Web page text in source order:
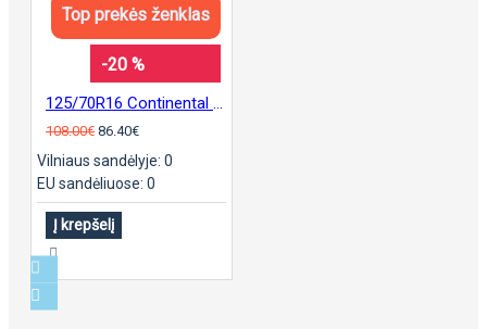
Top prekės ženklas
-20 %
108.00€ 86.40€
Vilniaus sandėlyje: 0
EU sandėliuose: 0
Į krepšelį